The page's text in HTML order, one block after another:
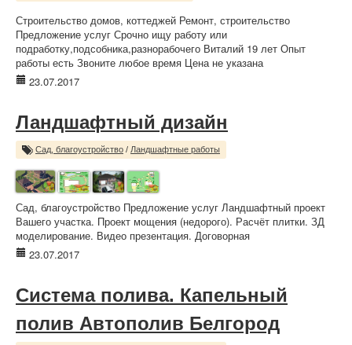
Строительство домов, коттеджей Ремонт, строительство
Предложение услуг Срочно ищу работу или
подработку,подсобника,разнорабочего Виталий 19 лет Опыт
работы есть Звоните любое время Цена не указана
23.07.2017
Ландшафтный дизайн
Сад, благоустройство / Ландшафтные работы
Сад, благоустройство Предложение услуг Ландшафтный проект
Вашего участка. Проект мощения (недорого). Расчёт плитки. ЗД
моделирование. Видео презентация. Договорная
23.07.2017
Система полива. Капельный
полив Автополив Белгород